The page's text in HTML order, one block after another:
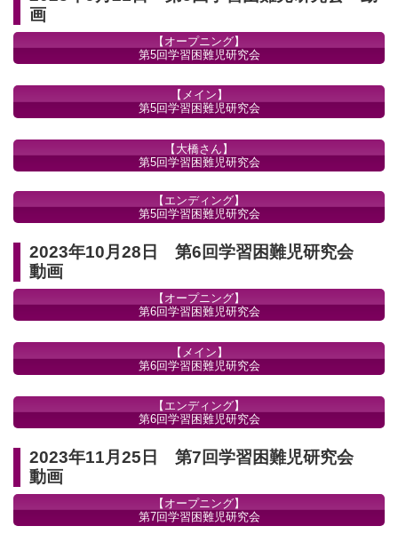
画
【オープニング】
第5回学習困難児研究会
【メイン】
第5回学習困難児研究会
【大橋さん】
第5回学習困難児研究会
【エンディング】
第5回学習困難児研究会
2023年10月28日 第6回学習困難児研究会
動画
【オープニング】
第6回学習困難児研究会
【メイン】
第6回学習困難児研究会
【エンディング】
第6回学習困難児研究会
2023年11月25日 第7回学習困難児研究会
動画
【オープニング】
第7回学習困難児研究会